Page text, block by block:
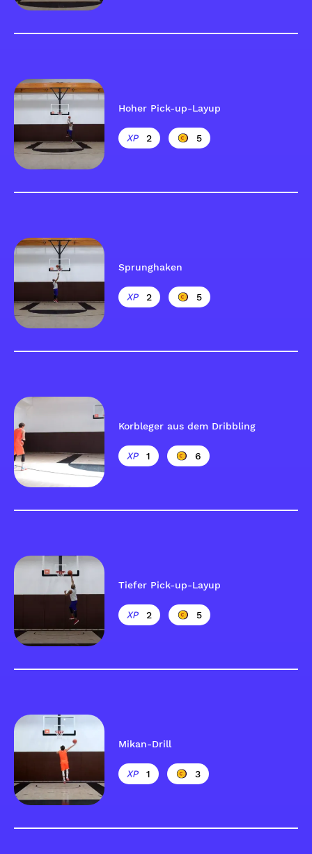
Hoher Pick-up-Layup
2 5
Sprunghaken
2 5
Korbleger aus dem Dribbling
1 6
Tiefer Pick-up-Layup
2 5
Mikan-Drill
1 3